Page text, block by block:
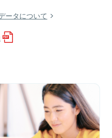
ータについて